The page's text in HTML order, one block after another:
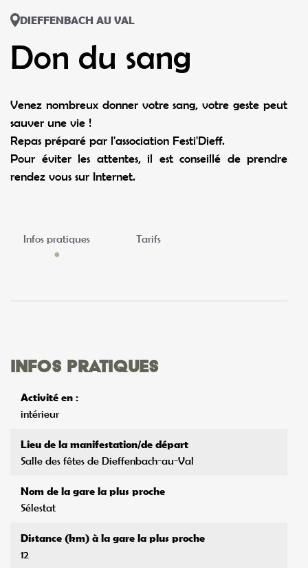
DIEFFENBACH AU VAL
Don du sang
Venez nombreux donner votre sang, votre geste peut
sauver une vie !
Repas préparé par l'association Festi'Dieff.
Pour éviter les attentes, il est conseillé de prendre
rendez vous sur Internet.
Infos pratiques Tarifs
Infos pratiques
Activité en :
intérieur
Lieu de la manifestation/de départ
Salle des fêtes de Dieffenbach-au-Val
Nom de la gare la plus proche
Sélestat
Distance (km) à la gare la plus proche
12